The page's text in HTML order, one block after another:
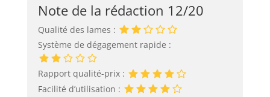
Note de la rédaction 12/20
Qualité des lames :
Système de dégagement rapide :
Rapport qualité-prix :
Facilité d’utilisation :